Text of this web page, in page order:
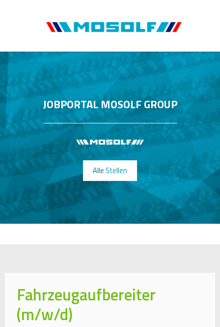
JOBPORTAL MOSOLF GROUP
Alle Stellen
Fahrzeugaufbereiter
(m/w/d)